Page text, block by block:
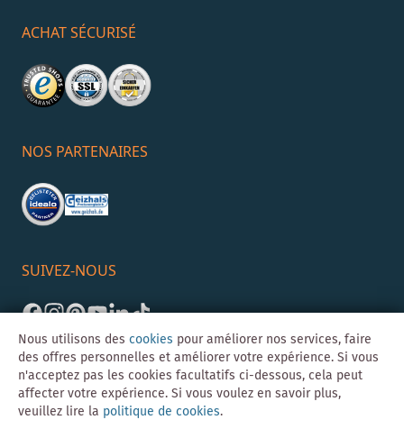
ACHAT SÉCURISÉ
NOS PARTENAIRES
SUIVEZ-NOUS
Nous utilisons des cookies pour améliorer nos services, faire
des offres personnelles et améliorer votre expérience. Si vous
n'acceptez pas les cookies facultatifs ci-dessous, cela peut
affecter votre expérience. Si vous voulez en savoir plus,
veuillez lire la politique de cookies.